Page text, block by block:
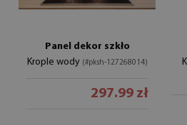
Panel dekor szkło
Krople wody (#pksh-127268014)
297.99 zł